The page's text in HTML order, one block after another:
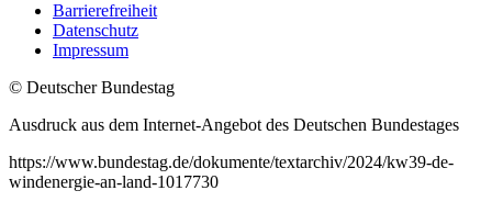
Barrierefreiheit
Datenschutz
Impressum
© Deutscher Bundestag
Ausdruck aus dem Internet-Angebot des Deutschen Bundestages
https://www.bundestag.de/dokumente/textarchiv/2024/kw39-de-
windenergie-an-land-1017730